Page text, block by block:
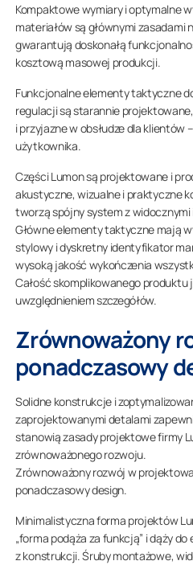
Kompaktowe wymiary i optymalne
materiałów są głównymi
gwarantują doskonałą
kosztową masowej produkcji.
Funkcjonalne elementy taktyczne
regulacji są starannie
i przyjazne w obsłudze dla klientów
użytkownika.
Części Lumon są projektowane i
akustyczne, wizualne i praktyczne
tworzą spójny system z
Główne elementy taktyczne mają
stylowy i dyskretny identyfikator
wysoką jakość wykończenia
Całość skomplikowanego
uwzględnieniem szczegółów.
Zrównoważony
ponadczasowy
Solidne konstrukcje i
zaprojektowanymi detalami
stanowią zasady projektowe firmy
zrównoważonego rozwoju.
Zrównoważony rozwój w
ponadczasowy design.
Minimalistyczna forma projektów
„forma podąża za funkcją” i dąży
z konstrukcji. Śruby montażowe,